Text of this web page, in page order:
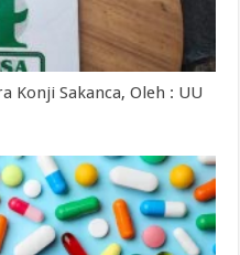
Konji Sakanca, Oleh : UU